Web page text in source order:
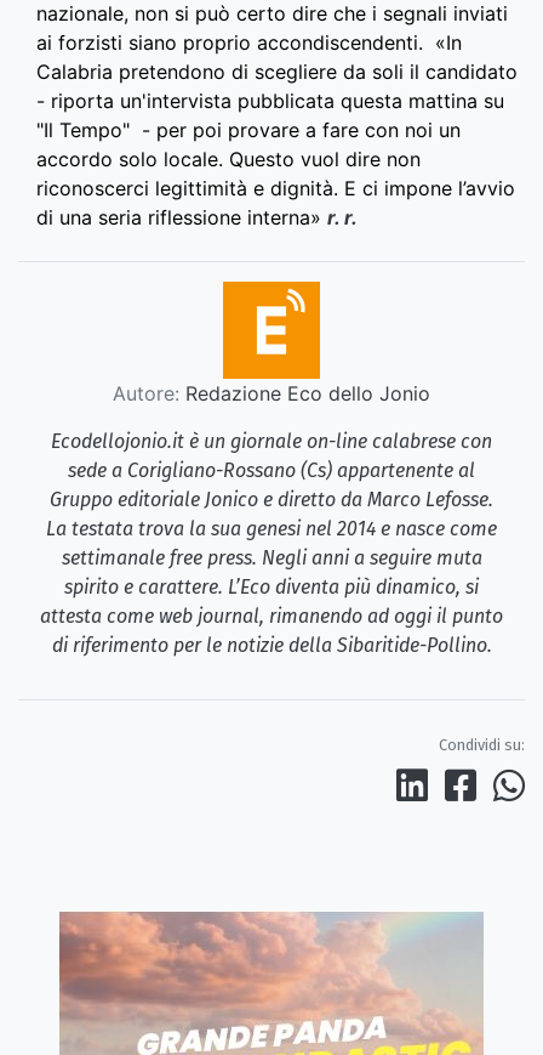
nazionale, non si può certo dire che i segnali inviati
ai forzisti siano proprio accondiscendenti. «In
Calabria pretendono di scegliere da soli il candidato
- riporta un'intervista pubblicata questa mattina su
"Il Tempo" - per poi provare a fare con noi un
accordo solo locale. Questo vuol dire non
riconoscerci legittimità e dignità. E ci impone l’avvio
di una seria riflessione interna» r. r.
Autore: Redazione Eco dello Jonio
Ecodellojonio.it è un giornale on-line calabrese con
sede a Corigliano-Rossano (Cs) appartenente al
Gruppo editoriale Jonico e diretto da Marco Lefosse.
La testata trova la sua genesi nel 2014 e nasce come
settimanale free press. Negli anni a seguire muta
spirito e carattere. L’Eco diventa più dinamico, si
attesta come web journal, rimanendo ad oggi il punto
di riferimento per le notizie della Sibaritide-Pollino.
Condividi su: